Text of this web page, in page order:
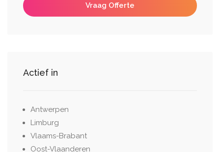
Vraag Offerte
Actief in
Antwerpen
Limburg
Vlaams-Brabant
Oost-Vlaanderen